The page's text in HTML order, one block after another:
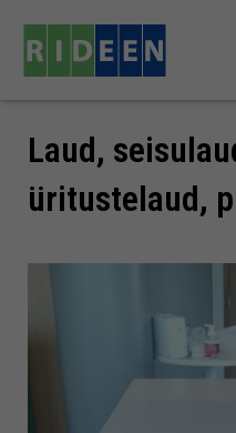
content
Laud,
üritustelaud,